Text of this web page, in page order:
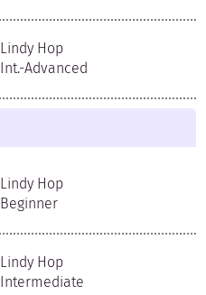
Lindy Hop
Int.-Advanced
Lindy Hop
Beginner
Lindy Hop
Intermediate